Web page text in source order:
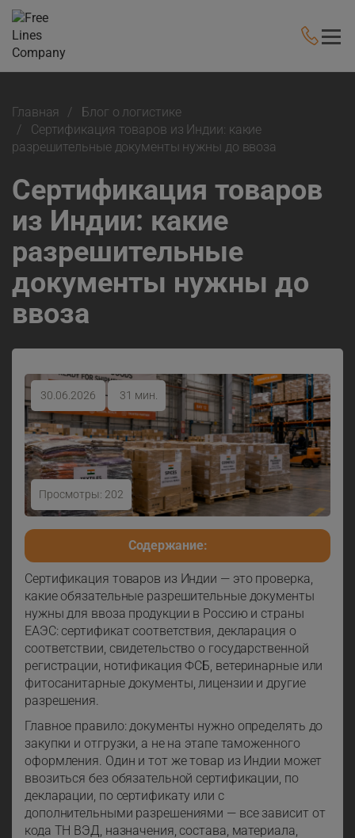
Главная
Блог о логистике
Сертификация товаров из Индии: какие
разрешительные документы нужны до ввоза
Сертификация товаров
из Индии: какие
разрешительные
документы нужны до
ввоза
разрешительные документы нужны до ввоза
30.06.2026 31 мин.
Просмотры: 202
Содержание:
Сертификация товаров из Индии — это проверка,
какие обязательные разрешительные документы
нужны для ввоза продукции в Россию и страны
ЕАЭС: сертификат соответствия, декларация о
соответствии, свидетельство о государственной
регистрации, нотификация ФСБ, ветеринарные или
фитосанитарные документы, лицензии и другие
разрешения.
Главное правило: документы нужно определять до
закупки и отгрузки, а не на этапе таможенного
оформления. Один и тот же товар из Индии может
ввозиться без обязательной сертификации, по
декларации, по сертификату или с
дополнительными разрешениями — все зависит от
кода ТН ВЭД, назначения, состава, материала,